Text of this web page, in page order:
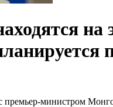
на
премьер-министром